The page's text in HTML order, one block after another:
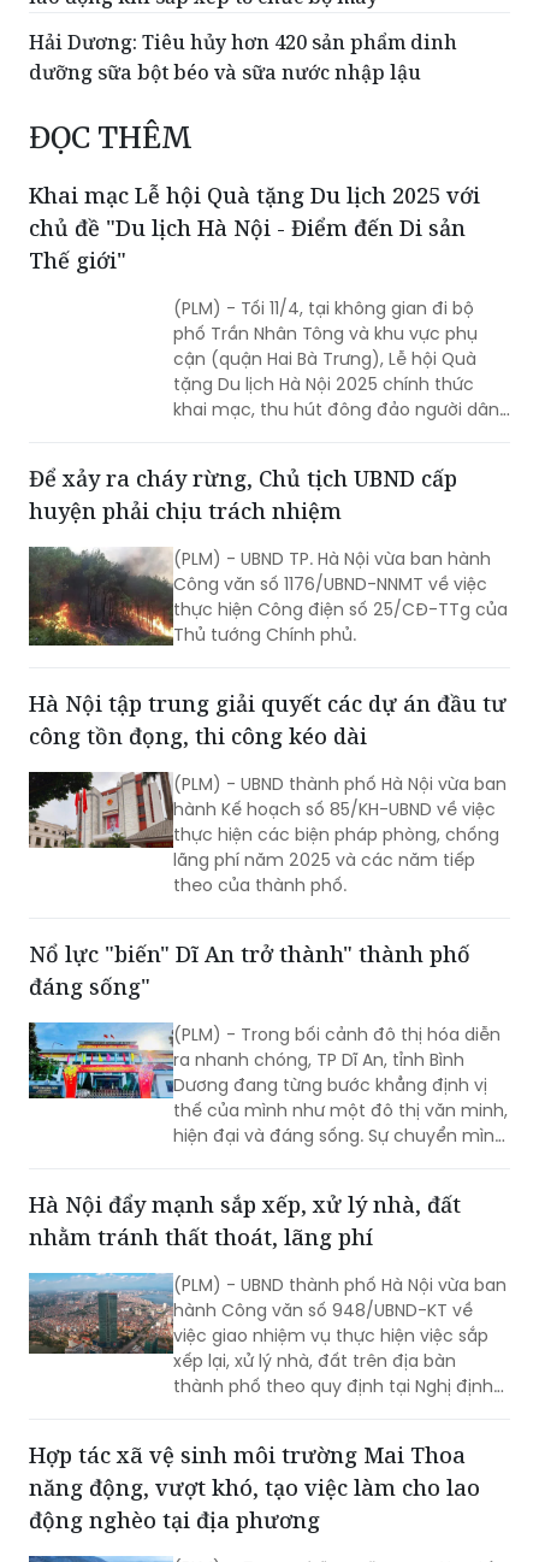
Hải Dương: Tiêu hủy hơn 420 sản phẩm dinh
dưỡng sữa bột béo và sữa nước nhập lậu
ĐỌC THÊM
Khai mạc Lễ hội Quà tặng Du lịch 2025 với
chủ đề "Du lịch Hà Nội - Điểm đến Di sản
Thế giới"
(PLM) - Tối 11/4, tại không gian đi bộ
phố Trần Nhân Tông và khu vực phụ
cận (quận Hai Bà Trưng), Lễ hội Quà
tặng Du lịch Hà Nội 2025 chính thức
khai mạc, thu hút đông đảo người dân
Để xảy ra cháy rừng, Chủ tịch UBND cấp
huyện phải chịu trách nhiệm
(PLM) - UBND TP. Hà Nội vừa ban hành
Công văn số 1176/UBND-NNMT về việc
thực hiện Công điện số 25/CĐ-TTg của
Thủ tướng Chính phủ.
Hà Nội tập trung giải quyết các dự án đầu tư
công tồn đọng, thi công kéo dài
(PLM) - UBND thành phố Hà Nội vừa ban
hành Kế hoạch số 85/KH-UBND về việc
thực hiện các biện pháp phòng, chống
lãng phí năm 2025 và các năm tiếp
theo của thành phố.
Nổ lực "biến" Dĩ An trở thành" thành phố
đáng sống"
(PLM) - Trong bối cảnh đô thị hóa diễn
ra nhanh chóng, TP Dĩ An, tỉnh Bình
Dương đang từng bước khẳng định vị
thế của mình như một đô thị văn minh,
hiện đại và đáng sống. Sự chuyển mình
phương, với những nỗ lực không ngừng
nghỉ nhằm mang lại diện mạo mới cho
và doanh nghiệp.
Hà Nội đẩy mạnh sắp xếp, xử lý nhà, đất
nhằm tránh thất thoát, lãng phí
(PLM) - UBND thành phố Hà Nội vừa ban
hành Công văn số 948/UBND-KT về
việc giao nhiệm vụ thực hiện việc sắp
xếp lại, xử lý nhà, đất trên địa bàn
thành phố theo quy định tại Nghị định
Hợp tác xã vệ sinh môi trường Mai Thoa
năng động, vượt khó, tạo việc làm cho lao
động nghèo tại địa phương